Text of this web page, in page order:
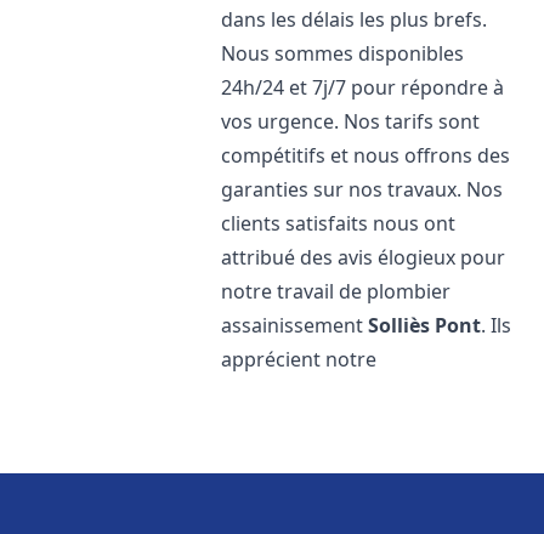
dans les délais les plus brefs.
Nous sommes disponibles
24h/24 et 7j/7 pour répondre à
vos urgence. Nos tarifs sont
compétitifs et nous offrons des
garanties sur nos travaux. Nos
clients satisfaits nous ont
attribué des avis élogieux pour
notre travail de plombier
assainissementSolliès Pont. Ils
apprécient notre